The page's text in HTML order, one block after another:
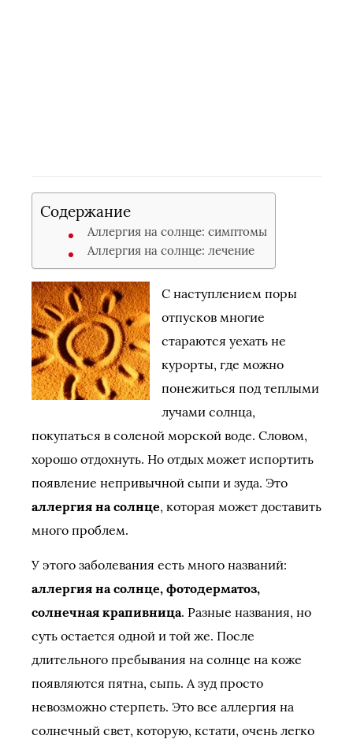
Содержание
Аллергия на солнце: симптомы
Аллергия на солнце: лечение
С наступлением поры
отпусков многие
стараются уехать не
курорты, где можно
понежиться под теплыми
лучами солнца,
покупаться в соленой морской воде. Словом,
хорошо отдохнуть. Но отдых может испортить
появление непривычной сыпи и зуда. Это
аллергия на солнце, которая может доставить
много проблем.
У этого заболевания есть много названий:
аллергия на солнце, фотодерматоз,
солнечная крапивница. Разные названия, но
суть остается одной и той же. После
длительного пребывания на солнце на коже
появляются пятна, сыпь. А зуд просто
невозможно стерпеть. Это все аллергия на
солнечный свет, которую, кстати, очень легко